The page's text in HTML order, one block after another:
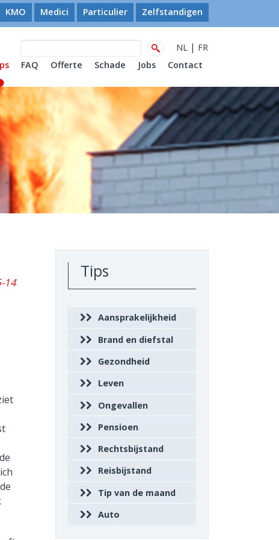
KMO Medici Particulier Zelfstandigen
NL | FR
FAQ Offerte Schade Jobs Contact
14
Tips
Aansprakelijkheid
Brand en diefstal
Gezondheid
Leven
Ongevallen
Pensioen
Rechtsbijstand
Reisbijstand
Tip van de maand
Auto